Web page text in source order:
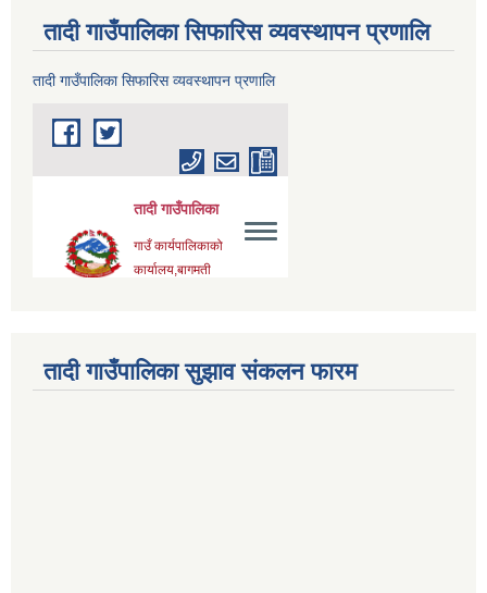
तादी गाउँपालिका सिफारिस व्यवस्थापन प्रणालि
तादी गाउँपालिका सिफारिस व्यवस्थापन प्रणालि
तादी गाउँपालिका सुझाव संकलन फारम